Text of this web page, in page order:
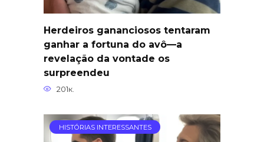
Herdeiros gananciosos tentaram
ganhar a fortuna do avô—a
revelação da vontade os
surpreendeu
201к.
HISTÓRIAS INTERESSANTES